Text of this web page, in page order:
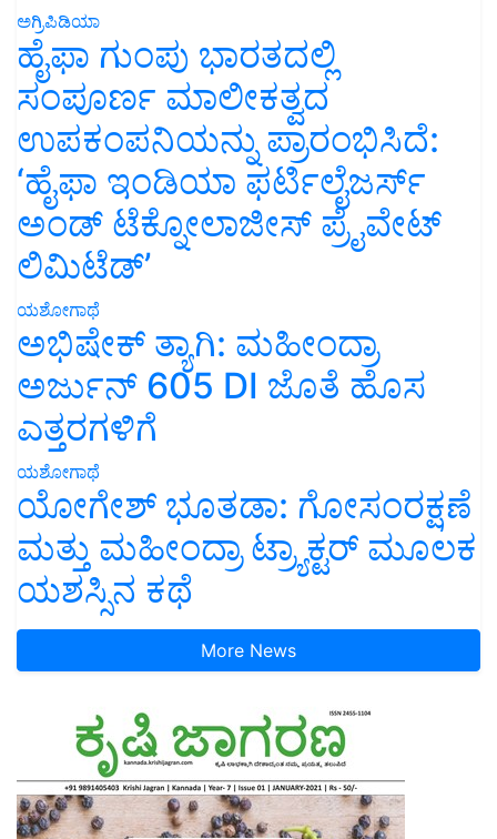
ಅಗ್ರಿಪಿಡಿಯಾ
ಹೈಫಾ ಗುಂಪು ಭಾರತದಲ್ಲಿ
ಸಂಪೂರ್ಣ ಮಾಲೀಕತ್ವದ
ಉಪಕಂಪನಿಯನ್ನು ಪ್ರಾರಂಭಿಸಿದೆ:
‘ಹೈಫಾ ಇಂಡಿಯಾ ಫರ್ಟಿಲೈಜರ್ಸ್
ಅಂಡ್ ಟೆಕ್ನೋಲಾಜೀಸ್ ಪ್ರೈವೇಟ್
ಲಿಮಿಟೆಡ್’
ಯಶೋಗಾಥೆ
ಅಭಿಷೇಕ್ ತ್ಯಾಗಿ: ಮಹೀಂದ್ರಾ
ಅರ್ಜುನ್ 605 DI ಜೊತೆ ಹೊಸ
ಎತ್ತರಗಳಿಗೆ
ಯಶೋಗಾಥೆ
ಯೋಗೇಶ್ ಭೂತಡಾ: ಗೋಸಂರಕ್ಷಣೆ
ಮತ್ತು ಮಹೀಂದ್ರಾ ಟ್ರ್ಯಾಕ್ಟರ್ ಮೂಲಕ
ಯಶಸ್ಸಿನ ಕಥೆ
More News